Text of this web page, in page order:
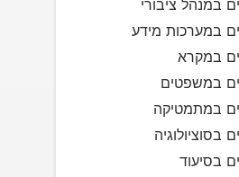
במנהל ציבורי
במערכות מידע
במקרא
במשפטים
במתמטיקה
בסוציולוגיה
בסיעוד